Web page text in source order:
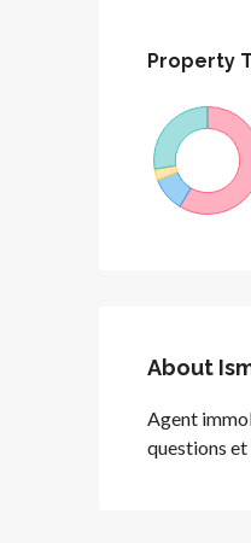
Property
About
Agent
questions et